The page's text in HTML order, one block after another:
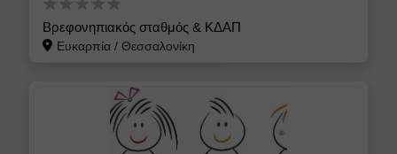
Βρεφονηπιακός σταθμός & ΚΔΑΠ
Ευκαρπία/ Θεσσαλονίκη